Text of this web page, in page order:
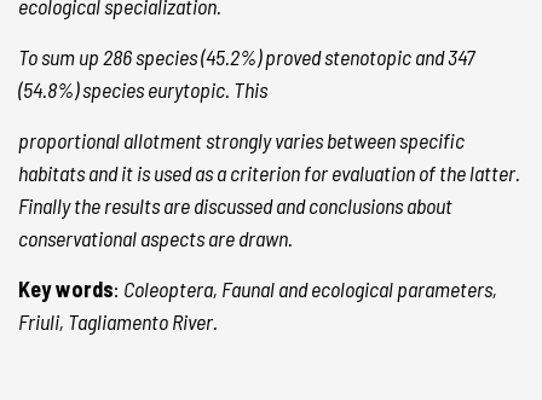
ecological specialization.
To sum up 286 species (45.2%) proved stenotopic and 347
(54.8%) species eurytopic. This
proportional allotment strongly varies between specific
habitats and it is used as a criterion for evaluation of the latter.
Finally the results are discussed and conclusions about
conservational aspects are drawn.
Key words: Coleoptera, Faunal and ecological parameters,
Friuli, Tagliamento River.